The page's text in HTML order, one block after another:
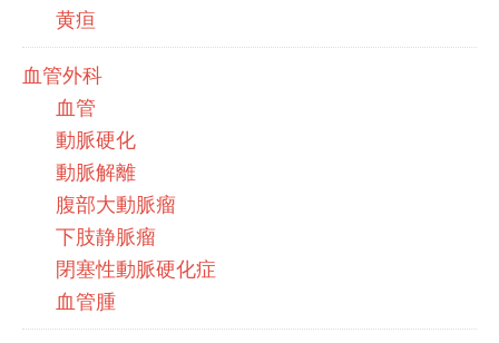
黄疸
血管外科
血管
動脈硬化
動脈解離
腹部大動脈瘤
下肢静脈瘤
閉塞性動脈硬化症
血管腫